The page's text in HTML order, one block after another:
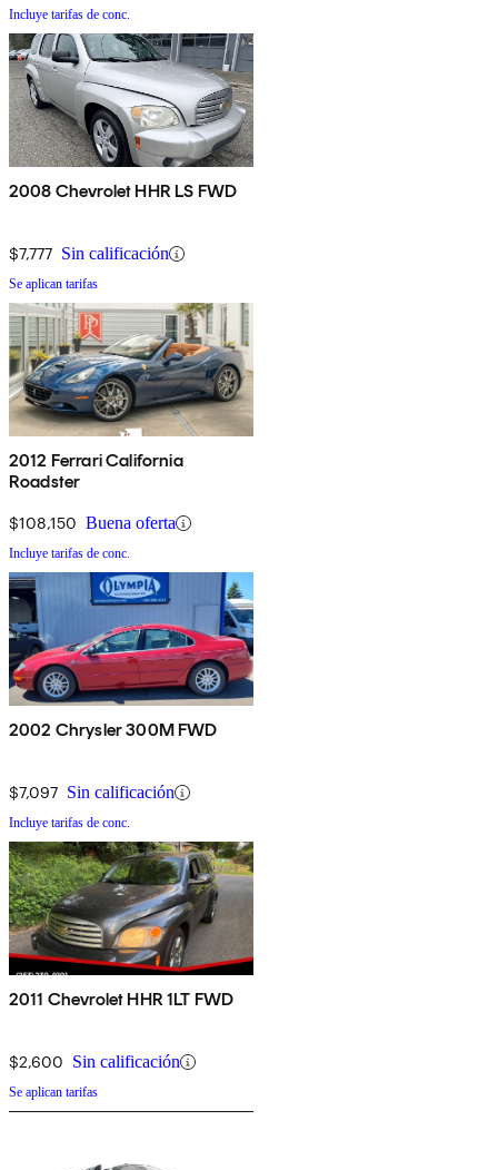
Incluye tarifas de conc.
2008 Chevrolet HHR LS FWD
$7,777 Sin calificación
Se aplican tarifas
2012 Ferrari California
Roadster
$108,150 Buena oferta
Incluye tarifas de conc.
2002 Chrysler 300M FWD
$7,097 Sin calificación
Incluye tarifas de conc.
2011 Chevrolet HHR 1LT FWD
$2,600 Sin calificación
Se aplican tarifas